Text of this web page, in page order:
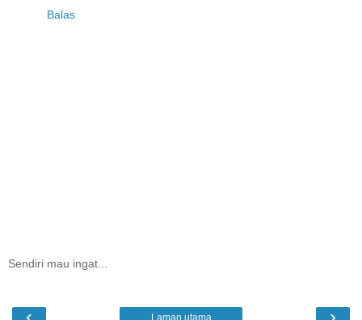
Balas
Sendiri mau ingat...
Laman utama